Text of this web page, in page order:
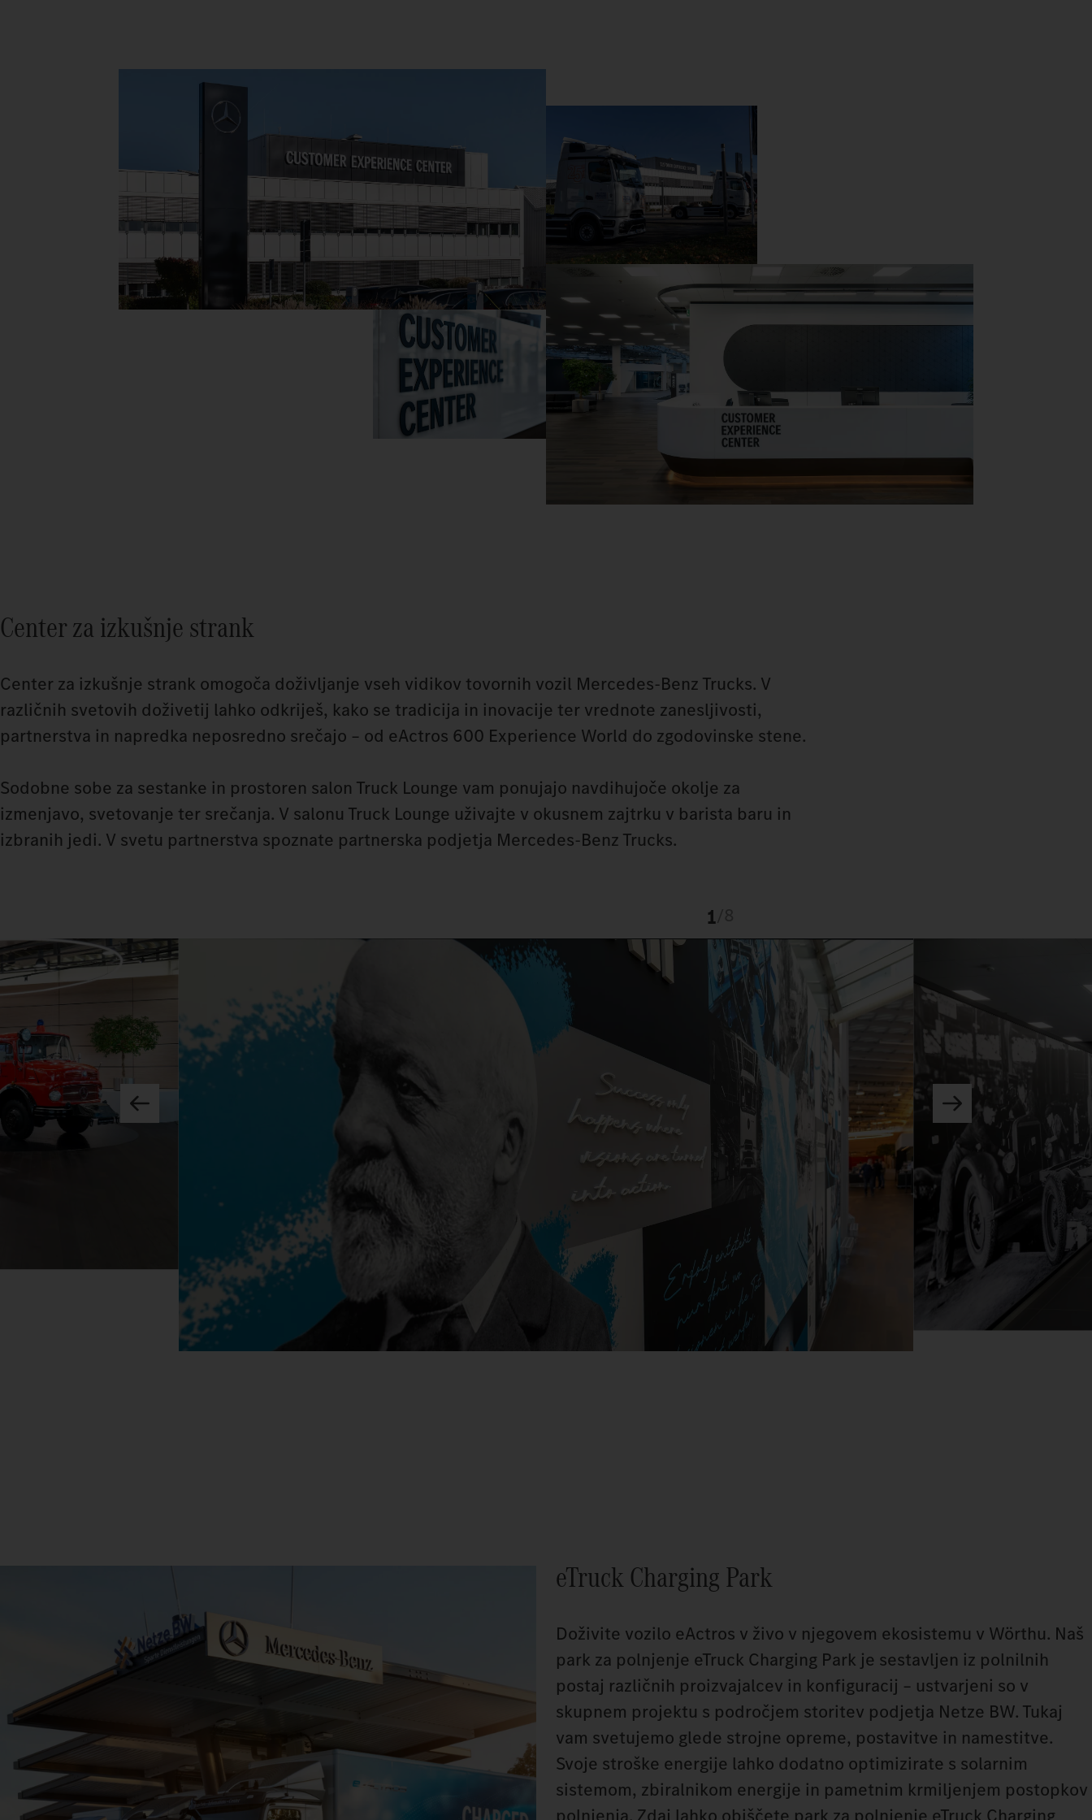
Center za izkušnje strank
Center za izkušnje strank omogoča doživljanje vseh vidikov tovornih vozil Mercedes-Benz Trucks. V
različnih svetovih doživetij lahko odkriješ, kako se tradicija in inovacije ter vrednote zanesljivosti,
partnerstva in napredka neposredno srečajo – od eActros 600 Experience World do zgodovinske stene.
Sodobne sobe za sestanke in prostoren salon Truck Lounge vam ponujajo navdihujoče okolje za
izmenjavo, svetovanje ter srečanja. V salonu Truck Lounge uživajte v okusnem zajtrku v barista baru in
izbranih jedi. V svetu partnerstva spoznate partnerska podjetja Mercedes-Benz Trucks.
1
eTruck Charging Park
Doživite vozilo eActros v živo v njegovem ekosistemu v Wörthu. Naš
park za polnjenje eTruck Charging Park je sestavljen iz polnilnih
postaj različnih proizvajalcev in konfiguracij – ustvarjeni so v
skupnem projektu s področjem storitev podjetja Netze BW. Tukaj
vam svetujemo glede strojne opreme, postavitve in namestitve.
Svoje stroške energije lahko dodatno optimizirate s solarnim
sistemom, zbiralnikom energije in pametnim krmiljenjem postopkov